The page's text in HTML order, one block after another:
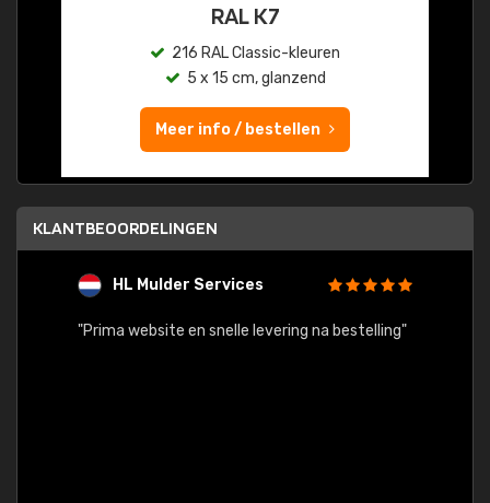
RAL K7
216 RAL Classic-kleuren
5 x 15 cm, glanzend
Meer info / bestellen
KLANTBEOORDELINGEN
HL Mulder Services
"Prima website en snelle levering na bestelling"